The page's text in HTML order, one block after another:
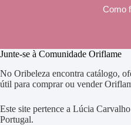
Como
Junte-se à Comunidade Oriflame
No Oribeleza encontra catálogo,
útil para comprar ou vender
Este site pertence a Lúcia
Portugal.